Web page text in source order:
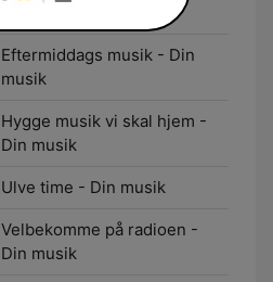
Eftermiddags musik - Din
musik
Hygge musik vi skal hjem -
Din musik
Ulve time - Din musik
Velbekomme på radioen -
Din musik